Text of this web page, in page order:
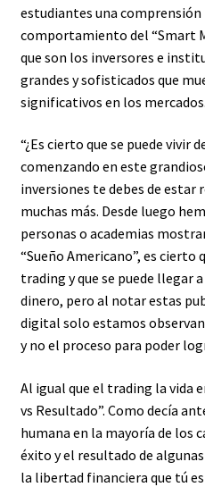
estudiantes una
comportamiento del “Smart
que son los inversores e
grandes y sofisticados que
significativos en los mercados.
“¿Es cierto que se puede vivir
comenzando en este
inversiones te debes de estar
muchas más. Desde luego
personas o academias
“Sueño Americano”, es cierto
trading y que se puede llegar
dinero, pero al notar estas
digital solo estamos
y no el proceso para poder
Al igual que el trading la vida
vs Resultado”. Como decía
humana en la mayoría de los
éxito y el resultado de
la libertad financiera que tú